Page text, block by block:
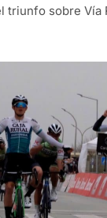
triunfo sobre Vía